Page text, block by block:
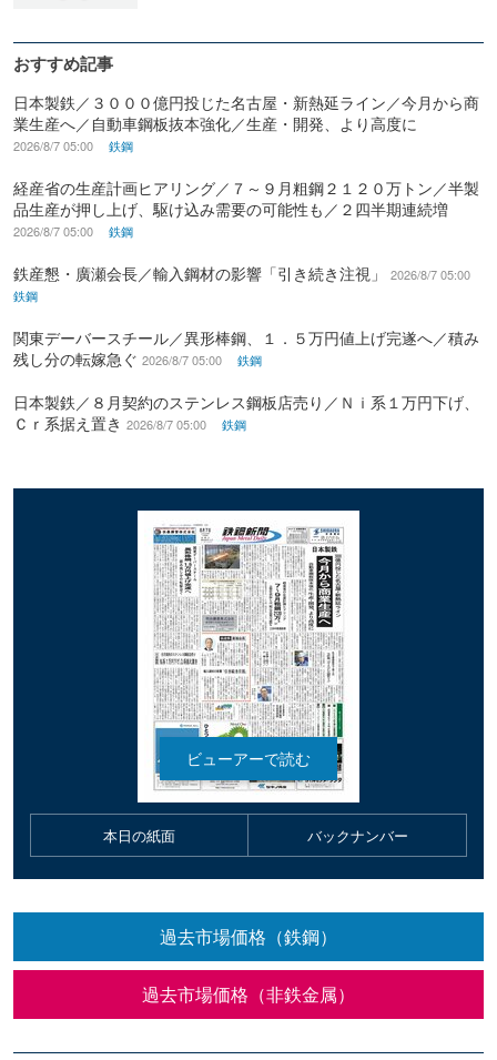
おすすめ記事
日本製鉄／３０００億円投じた名古屋・新熱延ライン／今月から商
業生産へ／自動車鋼板抜本強化／生産・開発、より高度に
2026/8/7 05:00 鉄鋼
経産省の生産計画ヒアリング／７～９月粗鋼２１２０万トン／半製
品生産が押し上げ、駆け込み需要の可能性も／２四半期連続増
2026/8/7 05:00 鉄鋼
鉄産懇・廣瀬会長／輸入鋼材の影響「引き続き注視」
2026/8/7 05:00
鉄鋼
関東デーバースチール／異形棒鋼、１．５万円値上げ完遂へ／積み
残し分の転嫁急ぐ 2026/8/7 05:00 鉄鋼
日本製鉄／８月契約のステンレス鋼板店売り／Ｎｉ系１万円下げ、
Ｃｒ系据え置き 2026/8/7 05:00 鉄鋼
本日の紙面 バックナンバー
過去市場価格（鉄鋼）
過去市場価格（非鉄金属）